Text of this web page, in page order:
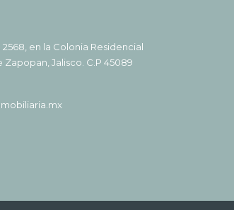
en la Colonia Residencial
Jalisco. C.P 45089